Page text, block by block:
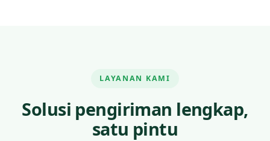
LAYANAN KAMI
Solusi pengiriman lengkap,
satu pintu